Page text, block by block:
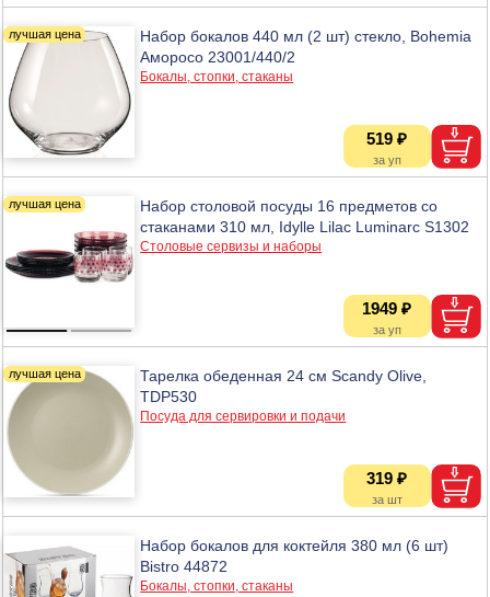
Набор бокалов 440 мл (2 шт) стекло, Bohemia
Аморосо 23001/440/2
Бокалы, стопки, стаканы
519 ₽
Набор столовой посуды 16 предметов со
стаканами 310 мл, Idylle Lilac Luminarc S1302
Столовые сервизы и наборы
1949 ₽
Тарелка обеденная 24 см Scandy Olive,
TDP530
Посуда для сервировки и подачи
319 ₽
Набор бокалов для коктейля 380 мл (6 шт)
Bistro 44872
Бокалы, стопки, стаканы